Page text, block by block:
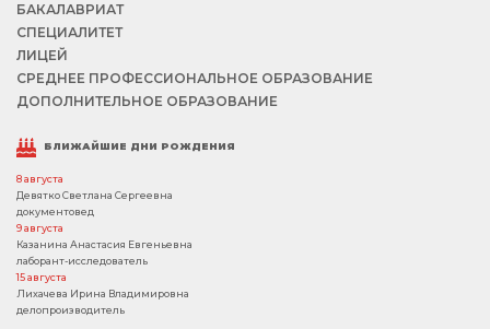
БАКАЛАВРИАТ
СПЕЦИАЛИТЕТ
ЛИЦЕЙ
СРЕДНЕЕ ПРОФЕССИОНАЛЬНОЕ ОБРАЗОВАНИЕ
ДОПОЛНИТЕЛЬНОЕ ОБРАЗОВАНИЕ
БЛИЖАЙШИЕ ДНИ РОЖДЕНИЯ
8 августа
Девятко Светлана Сергеевна
документовед
9 августа
Казанина Анастасия Евгеньевна
лаборант-исследователь
15 августа
Лихачева Ирина Владимировна
делопроизводитель